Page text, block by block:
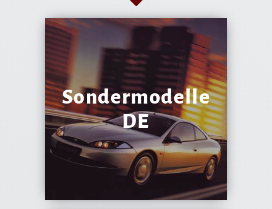
Sondermodelle
DE